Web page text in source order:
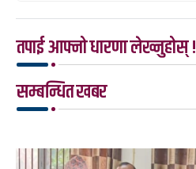
तपाई आफ्नो धारणा लेख्नुहोस् !
सम्बन्धित खबर